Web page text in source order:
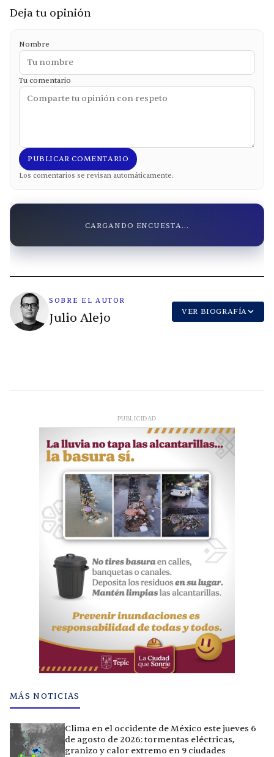
Deja tu opinión
Nombre
Tu comentario
PUBLICAR COMENTARIO
Los comentarios se revisan automáticamente.
CARGANDO ENCUESTA...
SOBRE EL AUTOR
Julio Alejo VER BIOGRAFÍA
PUBLICIDAD
MÁS NOTICIAS
Clima en el occidente de México este jueves 6
de agosto de 2026: tormentas eléctricas,
granizo y calor extremo en 9 ciudades